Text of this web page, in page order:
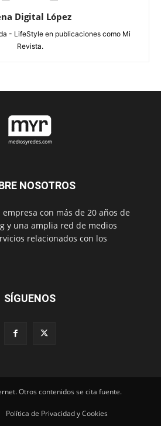
Digital López
- LifeStyle en publicaciones como Mi
Revista.
NOSOTROS
con más de 20 años de
y una amplia red de medios
relacionados con los
SÍGUENOS
Otros contenidos se cita fuente.
Política de Privacidad y Cookies